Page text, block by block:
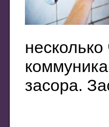
засора.